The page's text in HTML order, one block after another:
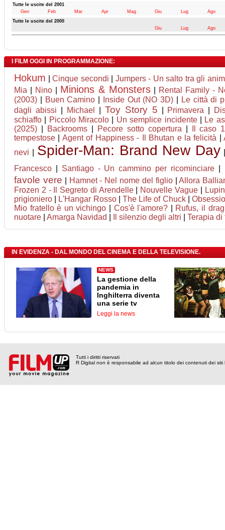
Tutte le uscite del 2001
Gen
Feb Mar Apr Mag Giu Lug
Ago
Tutte le uscite del 2000
Giu
Lug Ago
I FILM OGGI IN PROGRAMMAZIONE:
Hokum |Cinque secondi
Jumpers - Un salto tra gli
Mia
Nino Minions & Monsters
Rental Family -
(2003)
Buen Camino Inside Out (NO 3D)
Le città di
dagli abissi
Michael Toy Story 5 Primavera
schiaffo
Piccolo Miracolo Un semplice incidente|
Le
(2025)
Backrooms| Pecore sotto copertura
Il caso
tempestose
Agent of Happiness - Il Bhutan e la felicità |
nevi
Spider-Man: Brand New Day
Francesco
Santiago - Un cammino per ricominciare|
favole vere Hamnet - Nel nome del figlio|Allora
Frozen 2 - Il Segreto di Arendelle| Nouvelle Vague
prigioniero
L'Hangar Rosso|The Life of Chuck|
Mio fratello è un vichingo
Cos'è l'amore?
Rufus, il
nuotare
Amarga Navidad Il silenzio degli altri Terapia di
IN EVIDENZA - DAL MONDO DEL CINEMA E DELLA TELEVISIONE.
NEWS
La gestione della
pandemia in
Inghilterra diventa
una serie tv
Leggi la news
Tutti i diritti riservati
R Digital non è responsabile ad alcun titolo dei contenuti dei siti